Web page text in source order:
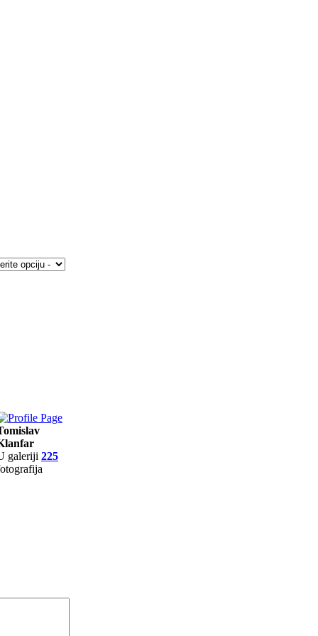
galeriji 225